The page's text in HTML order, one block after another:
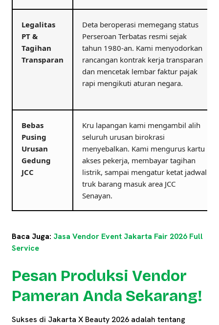
Legalitas
PT &
Tagihan
Transparan
Deta beroperasi memegang status
Perseroan Terbatas resmi sejak
tahun 1980-an. Kami menyodorkan
rancangan kontrak kerja transparan
dan mencetak lembar faktur pajak
rapi mengikuti aturan negara.
Bebas
Pusing
Urusan
Gedung
JCC
Kru lapangan kami mengambil alih
seluruh urusan birokrasi
menyebalkan. Kami mengurus kartu
akses pekerja, membayar tagihan
listrik, sampai mengatur ketat jadwal
truk barang masuk area JCC
Senayan.
Baca Juga: Jasa Vendor Event Jakarta Fair 2026 Full
Service
Pesan Produksi Vendor
Pameran Anda Sekarang!
Sukses di Jakarta X Beauty 2026 adalah tentang